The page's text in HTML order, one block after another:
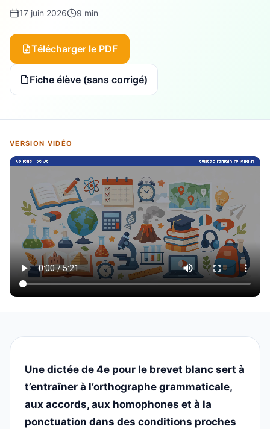
17 juin 2026 9 min
Télécharger le PDF
Fiche élève (sans corrigé)
VERSION VIDÉO
Une dictée de 4e pour le brevet blanc sert à
t’entraîner à l’orthographe grammaticale,
aux accords, aux homophones et à la
ponctuation dans des conditions proches